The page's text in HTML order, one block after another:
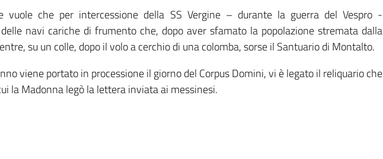
vuole che per intercessione della SS Vergine – durante la guerra del Vespro -
navi cariche di frumento che, dopo aver sfamato la popolazione stremata dalla
su un colle, dopo il volo a cerchio di una colomba, sorse il Santuario di Montalto.
viene portato in processione il giorno del Corpus Domini, vi è legato il reliquario che
la Madonna legò la lettera inviata ai messinesi.